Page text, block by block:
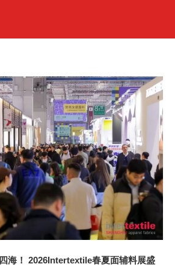
海！ 2026Intertextile春夏面辅料展盛